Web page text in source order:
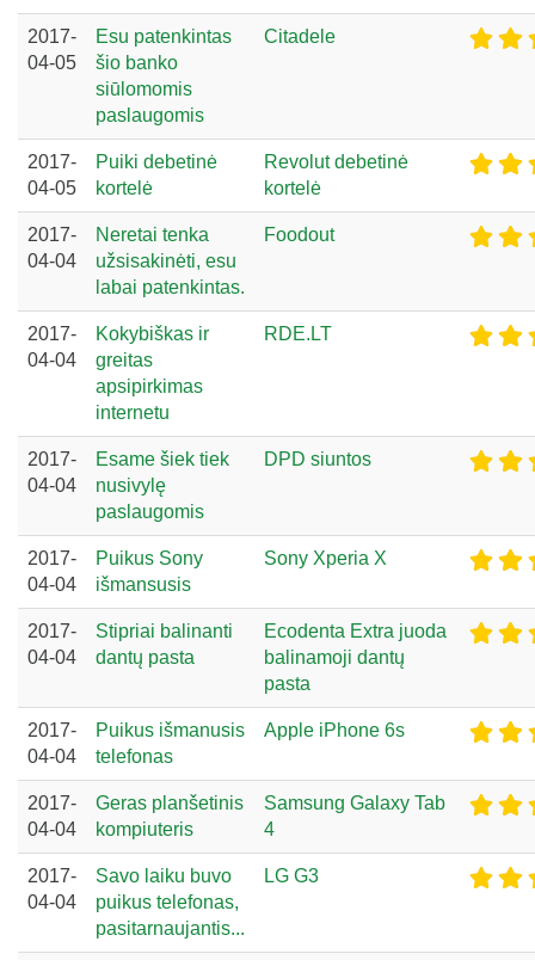
2017-
04-05
Esu patenkintas
šio banko
siūlomomis
paslaugomis
Citadele
2017-
04-05
Puiki debetinė
kortelė
Revolut debetinė
kortelė
2017-
04-04
Neretai tenka
užsisakinėti, esu
labai patenkintas.
Foodout
2017-
04-04
Kokybiškas ir
greitas
apsipirkimas
internetu
RDE.LT
2017-
04-04
Esame šiek tiek
nusivylę
paslaugomis
DPD siuntos
2017-
04-04
Puikus Sony
išmansusis
Sony Xperia X
2017-
04-04
Stipriai balinanti
dantų pasta
Ecodenta Extra juoda
balinamoji dantų
pasta
2017-
04-04
Puikus išmanusis
telefonas
Apple iPhone 6s
2017-
04-04
Geras planšetinis
kompiuteris
Samsung Galaxy Tab
4
2017-
04-04
Savo laiku buvo
puikus telefonas,
pasitarnaujantis...
LG G3